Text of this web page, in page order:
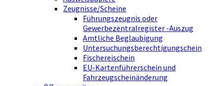
Zeugnisse/Scheine
Führungszeugnis oder
Gewerbezentralregister -Auszug
Amtliche Beglaubigung
Untersuchungsberechtigungschein
Fischereischein
EU-Kartenführerschein und
Fahrzeugscheinänderung